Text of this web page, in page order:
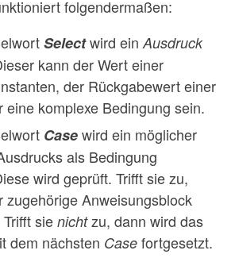
folgendermaßen:
Selectwird einAusdruck
kann der Wert einer
der Rückgabewert einer
eine komplexe Bedingung sein.
Case wird ein möglicher
als Bedingung
wird geprüft. Trifft sie zu,
zugehörige Anweisungsblock
Trifft sienichtzu, dann wird das
dem nächsten Case fortgesetzt.